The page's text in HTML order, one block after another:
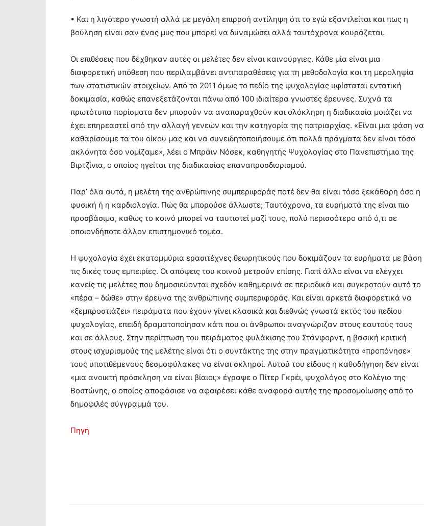
• Και η λιγότερο γνωστή αλλά με μεγάλη επιρροή αντίληψη ότι το εγώ εξαντλείται και πως η
βούληση είναι σαν ένας μυς που μπορεί να δυναμώσει αλλά ταυτόχρονα κουράζεται.
Οι επιθέσεις που δέχθηκαν αυτές οι μελέτες δεν είναι καινούργιες. Κάθε μία είναι μια
διαφορετική υπόθεση που περιλαμβάνει αντιπαραθέσεις για τη μεθοδολογία και τη μεροληψία
των στατιστικών στοιχείων. Από το 2011 όμως το πεδίο της ψυχολογίας υφίσταται εντατική
δοκιμασία, καθώς επανεξετάζονται πάνω από 100 ιδιαίτερα γνωστές έρευνες. Συχνά τα
πρωτότυπα πορίσματα δεν μπορούν να αναπαραχθούν και ολόκληρη η διαδικασία μοιάζει να
έχει επηρεαστεί από την αλλαγή γενεών και την κατηγορία της πατριαρχίας. «Είναι μια φάση να
καθαρίσουμε τα του οίκου μας και να συνειδητοποιήσουμε ότι πολλά πράγματα δεν είναι τόσο
ακλόνητα όσο νομίζαμε», λέει ο Μπράιν Νόσεκ, καθηγητής Ψυχολογίας στο Πανεπιστήμιο της
Βιρτζίνια, ο οποίος ηγείται της διαδικασίας επαναπροσδιορισμού.
Παρ’ όλα αυτά, η μελέτη της ανθρώπινης συμπεριφοράς ποτέ δεν θα είναι τόσο ξεκάθαρη όσο η
φυσική ή η καρδιολογία. Πώς θα μπορούσε άλλωστε; Ταυτόχρονα, τα ευρήματά της είναι πιο
προσβάσιμα, καθώς το κοινό μπορεί να ταυτιστεί μαζί τους, πολύ περισσότερο από ό,τι σε
οποιονδήποτε άλλον επιστημονικό τομέα.
Η ψυχολογία έχει εκατομμύρια ερασιτέχνες θεωρητικούς που δοκιμάζουν τα ευρήματα με βάση
τις δικές τους εμπειρίες. Οι απόψεις του κοινού μετρούν επίσης. Γιατί άλλο είναι να ελέγχει
κανείς τις μελέτες που δημοσιεύονται σχεδόν καθημερινά σε περιοδικά και συγκροτούν αυτό το
«πέρα – δώθε» στην έρευνα της ανθρώπινης συμπεριφοράς. Και είναι αρκετά διαφορετικά να
«ξεμπροστιάζει» πειράματα που έχουν γίνει κλασικά και διεθνώς γνωστά εκτός του πεδίου
ψυχολογίας, επειδή δραματοποίησαν κάτι που οι άνθρωποι αναγνώριζαν στους εαυτούς τους
και σε άλλους. Στην περίπτωση του πειράματος φυλάκισης του Στάνφορντ, η βασική κριτική
στους ισχυρισμούς της μελέτης είναι ότι ο συντάκτης της στην πραγματικότητα «προπόνησε»
τους υποτιθέμενους δεσμοφύλακες να είναι σκληροί. Αυτού του είδους η καθοδήγηση δεν είναι
«μια ανοικτή πρόσκληση να είναι βίαιοι;» έγραψε ο Πίτερ Γκρέι, ψυχολόγος στο Κολέγιο της
Βοστώνης, ο οποίος αποφάσισε να αφαιρέσει κάθε αναφορά αυτής της προσομοίωσης από το
δημοφιλές σύγγραμμά του.
Πηγή